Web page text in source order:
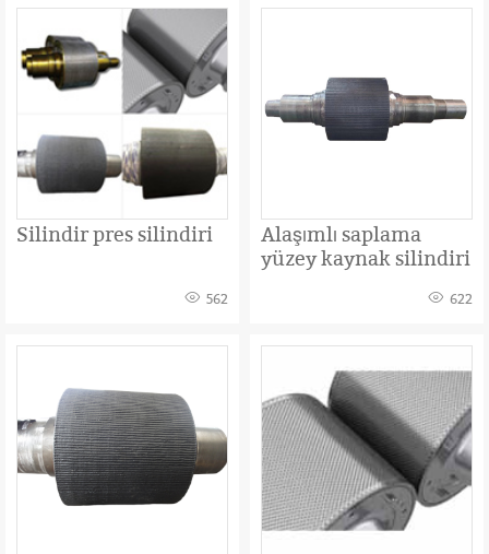
Silindir pres silindiri
562
Alaşımlı saplama
yüzey kaynak silindiri
622